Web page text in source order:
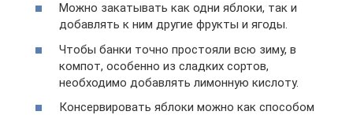
Можно закатывать как одни яблоки, так и
добавлять к ним другие фрукты и ягоды.
Чтобы банки точно простояли всю зиму, в
компот, особенно из сладких сортов,
необходимо добавлять лимонную кислоту.
Консервировать яблоки можно как способом